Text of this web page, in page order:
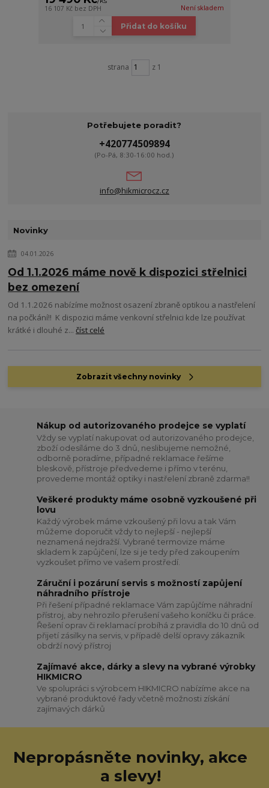
16 107 Kč bez DPH Není skladem
Přidat do košíku
strana z 1
Potřebujete poradit?
+420774509894
(Po-Pá, 8:30-16:00 hod.)
info@hikmicrocz.cz
Novinky
04.01.2026
Od 1.1.2026 máme nově k dispozici střelnici
bez omezení
Od 1.1.2026 nabízíme možnost osazení zbraně optikou a nastřelení
na počkání!! K dispozici máme venkovní střelnici kde lze používat
krátké i dlouhé z...číst celé
Zobrazit všechny novinky
Nákup od autorizovaného prodejce se vyplatí
Vždy se vyplatí nakupovat od autorizovaného prodejce,
zboží odesíláme do 3 dnů, neslibujeme nemožné,
odborně poradíme, případné reklamace řešíme
bleskově, přístroje předvedeme i přímo v terénu,
provedeme montáž optiky i nastřelení zbraně zdarma!!
Veškeré produkty máme osobně vyzkoušené při
lovu
Každý výrobek máme vzkoušený při lovu a tak Vám
můžeme doporučit vždy to nejlepší - nejlepší
neznamená nejdražší. Vybrané termovize máme
skladem k zapůjčení, lze si je tedy před zakoupením
vyzkoušet přímo ve vašem prostředí.
Záruční i pozáruní servis s možností zapůjení
náhradního přístroje
Při řešení případné reklamace Vám zapůjčíme náhradní
přístroj, aby nehrozilo přerušení vašeho koníčku či práce.
Řešení oprav či reklamací probíhá z pravidla do 10 dnů od
přijetí zásilky na servis, v případě delší opravy zákazník
obdrží nový přístroj
Zajímavé akce, dárky a slevy na vybrané výrobky
HIKMICRO
Ve spolupráci s výrobcem HIKMICRO nabízíme akce na
vybrané produktové řady včetně možnosti získání
zajímavých dárků
Nepropásněte novinky, akce
a slevy!